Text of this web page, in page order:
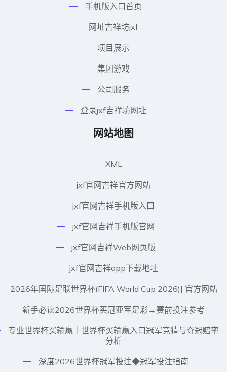
手机版入口首页
网址吉祥坊jxf
项目展示
集团游戏
公司服务
登录jxf吉祥坊网址
网站地图
XML
jxf官网吉祥官方网站
jxf官网吉祥手机版入口
jxf官网吉祥手机版官网
jxf官网吉祥Web网页版
jxf官网吉祥app下载地址
2026年国际足联世界杯(FIFA World Cup 2026)| 官方网站
新手必读2026世界杯买冠亚军足彩→赛前投注参考
专业世界杯买输赢｜世界杯买输赢入口冠军竞猜与夺冠赔率
分析
深度2026世界杯冠军投注◆冠军投注指南